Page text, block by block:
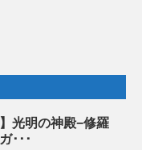
】光明の神殿−修羅
･･･